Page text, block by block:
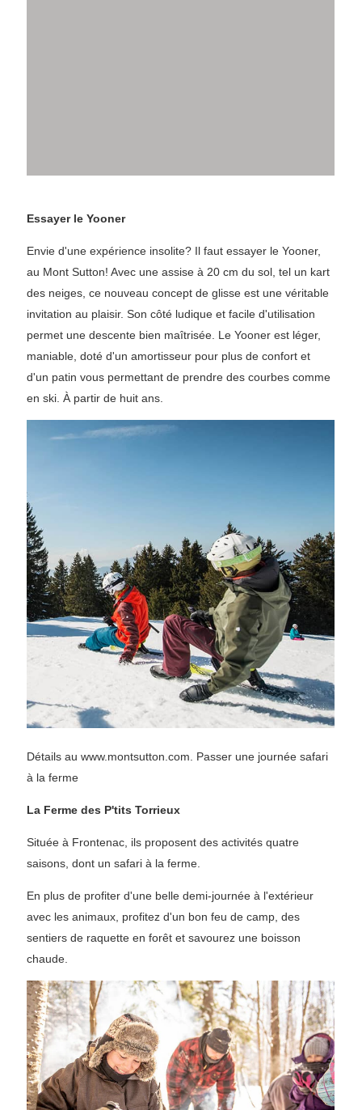
Essayer le Yooner
Envie d'une expérience insolite? Il faut essayer le Yooner,
au Mont Sutton! Avec une assise à 20 cm du sol, tel un kart
des neiges, ce nouveau concept de glisse est une véritable
invitation au plaisir. Son côté ludique et facile d'utilisation
permet une descente bien maîtrisée. Le Yooner est léger,
maniable, doté d'un amortisseur pour plus de confort et
d'un patin vous permettant de prendre des courbes comme
en ski. À partir de huit ans.
Détails au www.montsutton.com. Passer une journée safari
à la ferme
La Ferme des P'tits Torrieux
Située à Frontenac, ils proposent des activités quatre
saisons, dont un safari à la ferme.
En plus de profiter d'une belle demi-journée à l'extérieur
avec les animaux, profitez d'un bon feu de camp, des
sentiers de raquette en forêt et savourez une boisson
chaude.